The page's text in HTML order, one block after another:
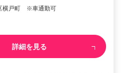
横戸町 ※車通勤可
詳細を見る